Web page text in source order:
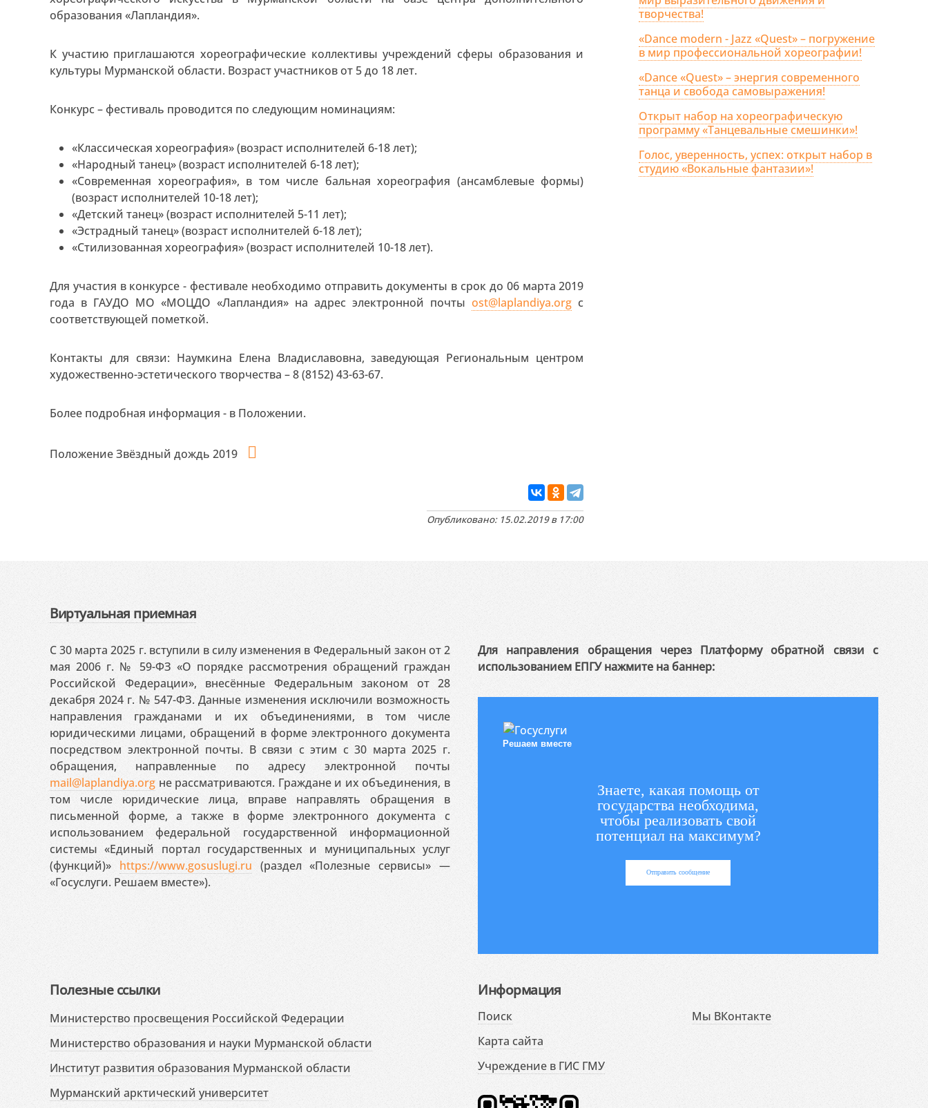
образования «Лапландия».
К участию приглашаются хореографические коллективы учреждений сферы образования и
культуры Мурманской области. Возраст участников от 5 до 18 лет.
Конкурс – фестиваль проводится по следующим номинациям:
«Классическая хореография» (возраст исполнителей 6-18 лет);
«Народный танец» (возраст исполнителей 6-18 лет);
«Современная хореография», в том числе бальная хореография (ансамблевые формы)
(возраст исполнителей 10-18 лет);
«Детский танец» (возраст исполнителей 5-11 лет);
«Эстрадный танец» (возраст исполнителей 6-18 лет);
«Стилизованная хореография» (возраст исполнителей 10-18 лет).
Для участия в конкурсе - фестивале необходимо отправить документы в срок до 06 марта 2019
года в ГАУДО МО «МОЦДО «Лапландия» на адрес электронной почтыost@laplandiya.org с
соответствующей пометкой.
Контакты для связи: Наумкина Елена Владиславовна, заведующая Региональным центром
художественно-эстетического творчества – 8 (8152) 43-63-67.
Более подробная информация - в Положении.
Положение Звёздный дождь 2019
Опубликовано: 15.02.2019 в 17:00
творчества!
«Dance modern - Jazz «Quest» – погружение
в мир профессиональной хореографии!
«Dance «Quest» – энергия современного
танца и свобода самовыражения!
Открыт набор на хореографическую
программу «Танцевальные смешинки»!
Голос, уверенность, успех: открыт набор в
студию «Вокальные фантазии»!
Виртуальная приемная
С 30 марта 2025 г. вступили в силу изменения в Федеральный закон от 2
мая 2006 г. № 59-ФЗ «О порядке рассмотрения обращений граждан
Российской Федерации», внесённые Федеральным законом от 28
декабря 2024 г. № 547-ФЗ. Данные изменения исключили возможность
направления гражданами и их объединениями, в том числе
юридическими лицами, обращений в форме электронного документа
посредством электронной почты. В связи с этим с 30 марта 2025 г.
обращения, направленные по адресу электронной почты
mail@laplandiya.org не рассматриваются. Граждане и их объединения, в
том числе юридические лица, вправе направлять обращения в
письменной форме, а также в форме электронного документа с
использованием федеральной государственной информационной
системы «Единый портал государственных и муниципальных услуг
(функций)» https://www.gosuslugi.ru (раздел «Полезные сервисы» —
«Госуслуги. Решаем вместе»).
Для направления обращения через Платформу обратной связи с
использованием ЕПГУ нажмите на баннер:
Решаем вместе
Знаете, какая помощь от
государства необходима,
чтобы реализовать свой
потенциал на максимум?
Отправить сообщение
Полезные ссылки
Министерство просвещения Российской Федерации
Министерство образования и науки Мурманской области
Институт развития образования Мурманской области
Мурманский арктический университет
Информация
Поиск
Карта сайта
Учреждение в ГИС ГМУ
Мы ВКонтакте